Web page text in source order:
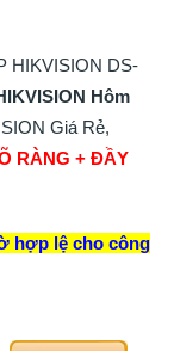
HIKVISION DS-
Hôm
Giá Rẻ,
RÀNG + ĐẦY
hợp lệ cho công